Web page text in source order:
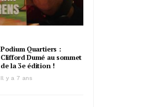
Podium Quartiers :
Clifford Dumé au sommet
de la 3e édition !
Il y a 7 ans